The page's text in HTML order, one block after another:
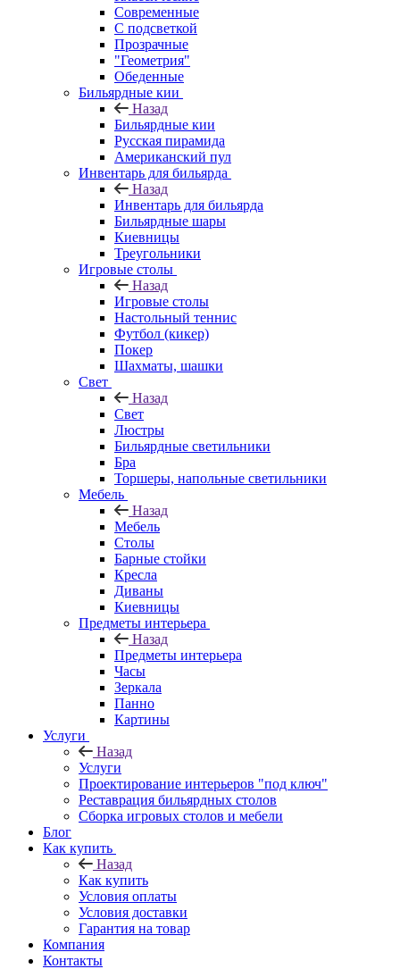
Современные
С подсветкой
Прозрачные
"Геометрия"
Обеденные
Бильярдные кии
Назад
Бильярдные кии
Русская пирамида
Американский пул
Инвентарь для бильярда
Назад
Инвентарь для бильярда
Бильярдные шары
Киевницы
Треугольники
Игровые столы
Назад
Игровые столы
Настольный теннис
Футбол (кикер)
Покер
Шахматы, шашки
Свет
Назад
Свет
Люстры
Бильярдные светильники
Бра
Торшеры, напольные светильники
Мебель
Назад
Мебель
Столы
Барные стойки
Кресла
Диваны
Киевницы
Предметы интерьера
Назад
Предметы интерьера
Часы
Зеркала
Панно
Картины
Услуги
Назад
Услуги
Проектирование интерьеров "под ключ"
Реставрация бильярдных столов
Сборка игровых столов и мебели
Блог
Как купить
Назад
Как купить
Условия оплаты
Условия доставки
Гарантия на товар
Компания
Контакты